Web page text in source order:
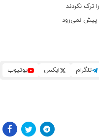
ترک نکردند
پیش نمی‌رود
تلگرام ایکس یوتیوب